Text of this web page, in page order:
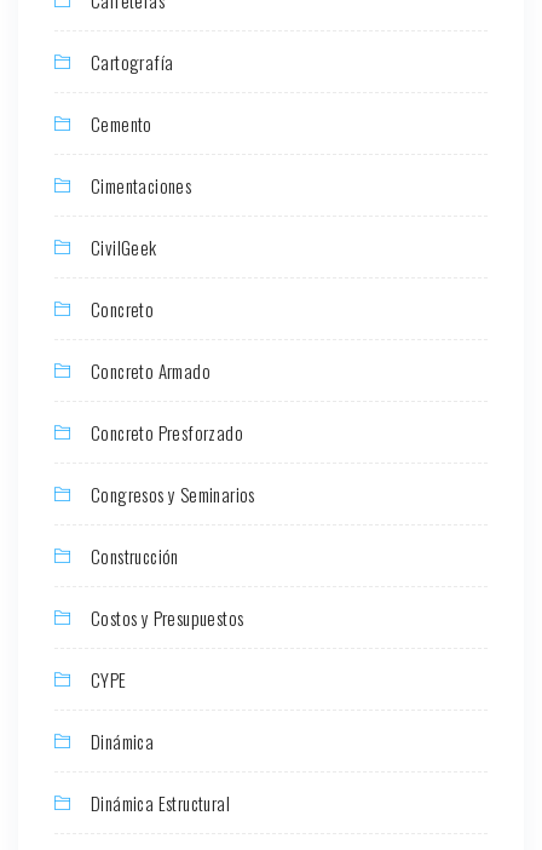
Cartografía
Cemento
Cimentaciones
CivilGeek
Concreto
Concreto Armado
Concreto Presforzado
Congresos y Seminarios
Construcción
Costos y Presupuestos
CYPE
Dinámica
Dinámica Estructural